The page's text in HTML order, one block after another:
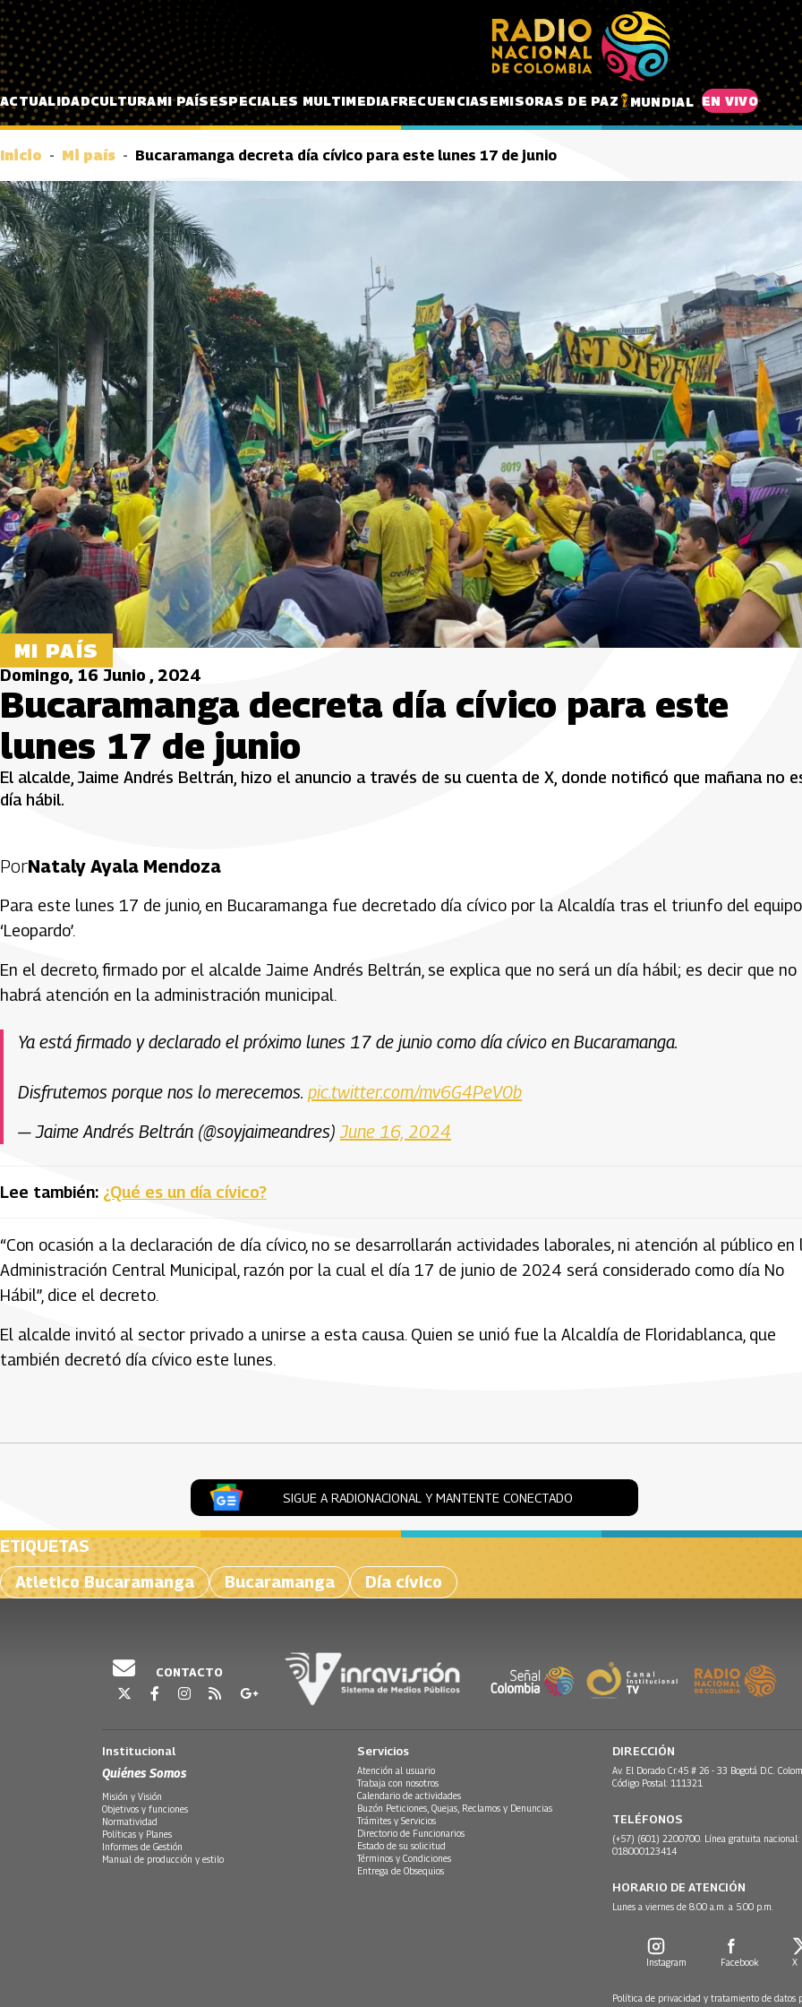
Pasar al contenido principal
ACTUALIDADCULTURAMI PAÍSESPECIALES MULTIMEDIAFRECUENCIASEMISORAS DE PAZ MUNDIAL EN VIVO
Inicio Mi país Bucaramanga decreta día cívico para este lunes 17 de junio
MI PAÍS
Domingo, 16 Junio , 2024
Bucaramanga decreta día cívico para este
lunes 17 de junio
El alcalde, Jaime Andrés Beltrán, hizo el anuncio a través de su cuenta de X, donde notificó que mañana no
día hábil.
PorNataly Ayala Mendoza
Para este lunes 17 de junio, en Bucaramanga fue decretado día cívico por la Alcaldía tras el triunfo del equipo
‘Leopardo’.
En el decreto, firmado por el alcalde Jaime Andrés Beltrán, se explica que no será un día hábil; es decir que no
habrá atención en la administración municipal.
Ya está firmado y declarado el próximo lunes 17 de junio como día cívico en Bucaramanga.
Disfrutemos porque nos lo merecemos. pic.twitter.com/mv6G4PeV0b
— Jaime Andrés Beltrán (@soyjaimeandres)June 16, 2024
Lee también: ¿Qué es un día cívico?
“Con ocasión a la declaración de día cívico, no se desarrollarán actividades laborales, ni atención al público en
Administración Central Municipal, razón por la cual el día 17 de junio de 2024 será considerado como día No
Hábil”, dice el decreto.
El alcalde invitó al sector privado a unirse a esta causa. Quien se unió fue la Alcaldía de Floridablanca, que
también decretó día cívico este lunes.
SIGUE A RADIONACIONAL Y MANTENTE CONECTADO
ETIQUETAS
Atletico Bucaramanga
Bucaramanga Día cívico
CONTACTO
Institucional
Quiénes Somos
Misión y Visión
Objetivos y funciones
Normatividad
Políticas y Planes
Informes de Gestión
Manual de producción y estilo
Servicios
Atención al usuario
Trabaja con nosotros
Calendario de actividades
Buzón Peticiones, Quejas, Reclamos y Denuncias
Trámites y Servicios
Directorio de Funcionarios
Estado de su solicitud
Términos y Condiciones
Entrega de Obsequios
DIRECCIÓN
Av. El Dorado Cr.45 # 26 - 33 Bogotá D.C.
Código Postal: 111321
TELÉFONOS
(+57) (601) 2200700. Línea gratuita nacional:
018000123414
HORARIO DE ATENCIÓN
Lunes a viernes de 8:00 a.m. a 5:00 p.m.
Instagram Facebook X
Política de privacidad y tratamiento de datos